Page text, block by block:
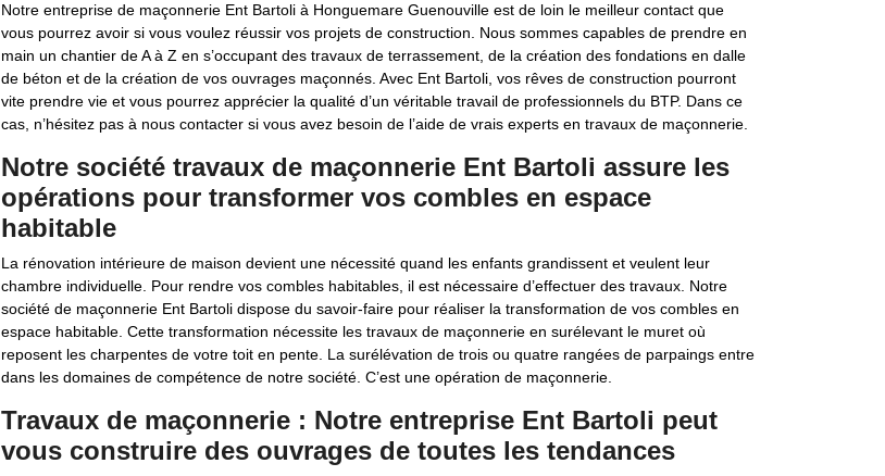
Notre entreprise de maçonnerie Ent Bartoli à Honguemare Guenouville est de loin le meilleur contact que
vous pourrez avoir si vous voulez réussir vos projets de construction. Nous sommes capables de prendre en
main un chantier de A à Z en s’occupant des travaux de terrassement, de la création des fondations en dalle
de béton et de la création de vos ouvrages maçonnés. Avec Ent Bartoli, vos rêves de construction pourront
vite prendre vie et vous pourrez apprécier la qualité d’un véritable travail de professionnels du BTP. Dans ce
cas, n’hésitez pas à nous contacter si vous avez besoin de l’aide de vrais experts en travaux de maçonnerie.
Notre société travaux de maçonnerie Ent Bartoli assure les
opérations pour transformer vos combles en espace
habitable
La rénovation intérieure de maison devient une nécessité quand les enfants grandissent et veulent leur
chambre individuelle. Pour rendre vos combles habitables, il est nécessaire d’effectuer des travaux. Notre
société de maçonnerie Ent Bartoli dispose du savoir-faire pour réaliser la transformation de vos combles en
espace habitable. Cette transformation nécessite les travaux de maçonnerie en surélevant le muret où
reposent les charpentes de votre toit en pente. La surélévation de trois ou quatre rangées de parpaings entre
dans les domaines de compétence de notre société. C’est une opération de maçonnerie.
Travaux de maçonnerie : Notre entreprise Ent Bartoli peut
vous construire des ouvrages de toutes les tendances